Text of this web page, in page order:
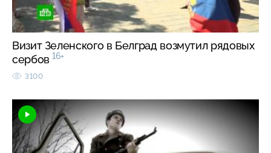
Визит Зеленского в Белград возмутил рядовых
сербов 16+
3100